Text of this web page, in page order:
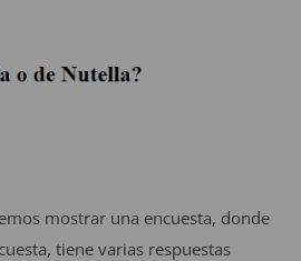
mostrar una encuesta, donde
tiene varias respuestas